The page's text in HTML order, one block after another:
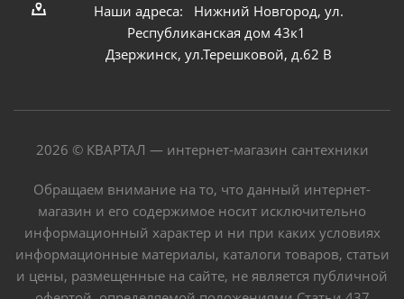
Наши адреса: Нижний Новгород, ул.
Республиканская дом 43к1
Дзержинск, ул.Терешковой, д.62 В
2026 © КВАРТАЛ — интернет-магазин сантехники
Обращаем внимание на то, что данный интернет-
магазин и его содержимое носит исключительно
информационный характер и ни при каких условиях
информационные материалы, каталоги товаров, статьи
и цены, размещенные на сайте, не является публичной